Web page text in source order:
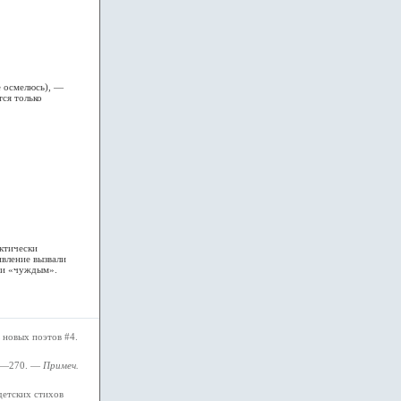
осмелюсь), —
только
вызвали
«чуждым».
поэтов #4.
— Примеч.
стихов